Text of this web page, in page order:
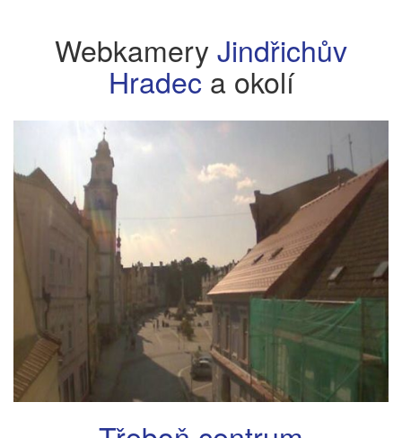
Webkamery Jindřichův
Hradeca okolí